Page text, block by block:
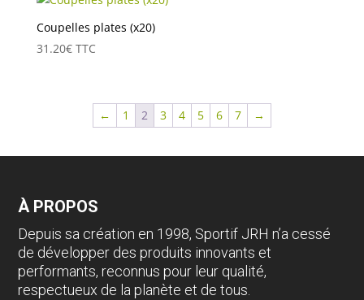
Coupelles plates (x20)
31.20€ TTC
← 1 2 3 4 5 6 7 →
À PROPOS
Depuis sa création en 1998, Sportif JRH n’a cessé
de développer des produits innovants et
performants, reconnus pour leur qualité,
respectueux de la planète et de tous.